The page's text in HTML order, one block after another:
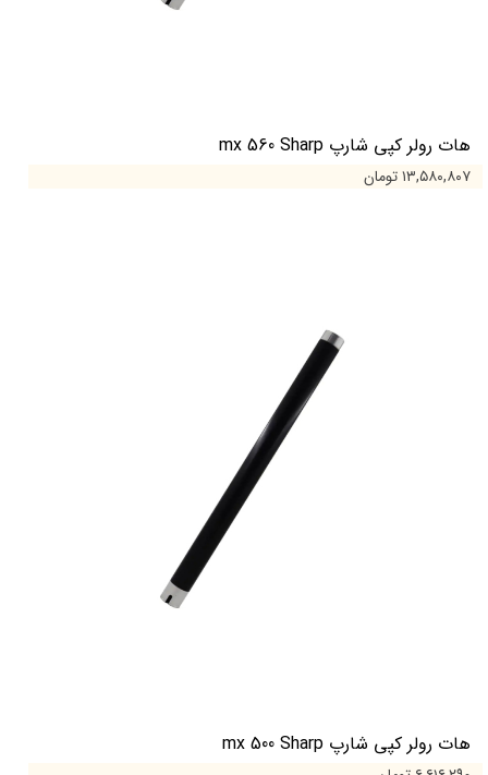
هات رولر کپی شارپ mx 560 Sharp
۱۳,۵۸۰,۸۰۷ تومان
هات رولر کپی شارپ mx 500 Sharp